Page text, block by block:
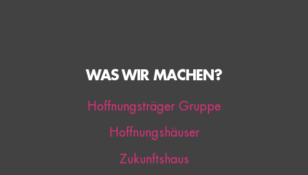
WAS WIR MACHEN?
Hoffnungsträger Gruppe
Hoffnungshäuser
Zukunftshaus